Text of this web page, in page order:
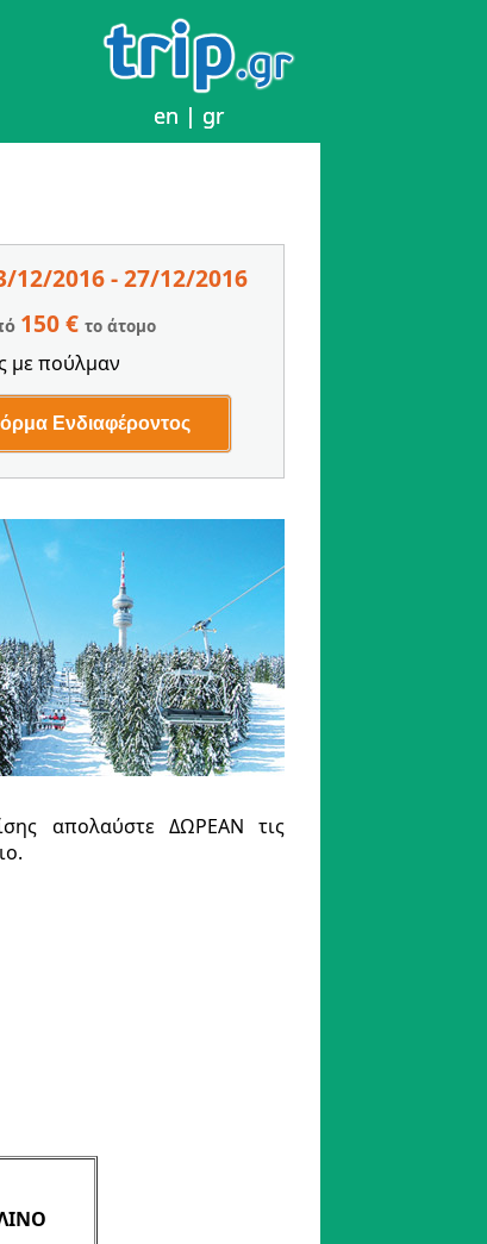
en | gr
en | gr
12/2016 - 27/12/2016
150 € το άτομο
με πούλμαν
απολαύστε ΔΩΡΕΑΝ τις